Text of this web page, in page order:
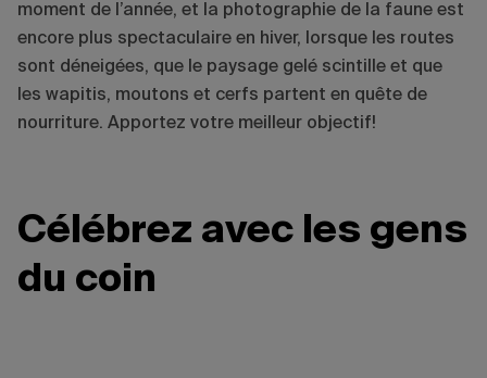
moment de l’année, et la photographie de la faune est
encore plus spectaculaire en hiver, lorsque les routes
sont déneigées, que le paysage gelé scintille et que
les wapitis, moutons et cerfs partent en quête de
nourriture. Apportez votre meilleur objectif!
Célébrez avec les gens
du coin